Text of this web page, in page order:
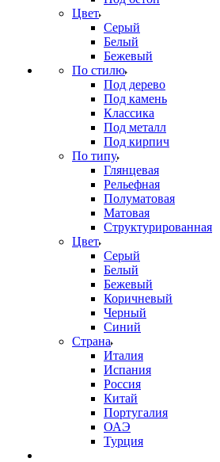
Цвет
Серый
Белый
Бежевый
По стилю
Под дерево
Под камень
Классика
Под металл
Под кирпич
По типу
Глянцевая
Рельефная
Полуматовая
Матовая
Структурированная
Цвет
Серый
Белый
Бежевый
Коричневый
Черный
Синий
Страна
Италия
Испания
Россия
Китай
Португалия
ОАЭ
Турция